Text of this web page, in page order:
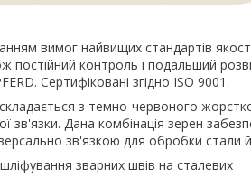
вимог найвищих стандартів
постійний контроль і подальший
Сертифіковані згідно ISO 9001.
з темно-червоного
зв'язки. Дана комбінація зерен
зв'язкою для обробки стали
зварних швів на сталевих